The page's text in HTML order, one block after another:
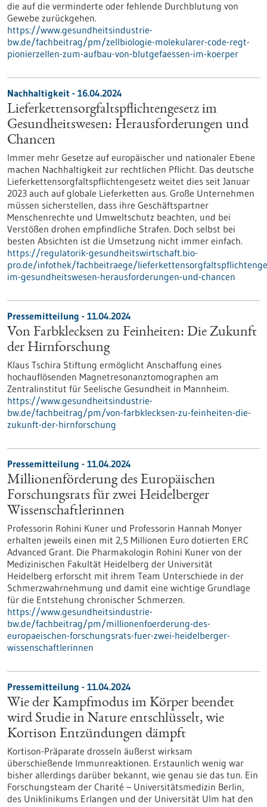
die auf die verminderte oder fehlende Durchblutung von
Gewebe zurückgehen.
https://www.gesundheitsindustrie-
bw.de/fachbeitrag/pm/zellbiologie-molekularer-code-regt-
pionierzellen-zum-aufbau-von-blutgefaessen-im-koerper
Nachhaltigkeit - 16.04.2024
Lieferkettensorgfaltspflichtengesetz im
Gesundheitswesen: Herausforderungen und
Chancen
Immer mehr Gesetze auf europäischer und nationaler Ebene
machen Nachhaltigkeit zur rechtlichen Pflicht. Das deutsche
Lieferkettensorgfaltspflichtengesetz weitet dies seit Januar
2023 auch auf globale Lieferketten aus. Große Unternehmen
müssen sicherstellen, dass ihre Geschäftspartner
Menschenrechte und Umweltschutz beachten, und bei
Verstößen drohen empfindliche Strafen. Doch selbst bei
besten Absichten ist die Umsetzung nicht immer einfach.
https://regulatorik-gesundheitswirtschaft.bio-
pro.de/infothek/fachbeitraege/
im-gesundheitswesen-herausforderungen-und-chancen
Pressemitteilung - 11.04.2024
Von Farbklecksen zu Feinheiten: Die Zukunft
der Hirnforschung
Klaus Tschira Stiftung ermöglicht Anschaffung eines
hochauflösenden Magnetresonanztomographen am
Zentralinstitut für Seelische Gesundheit in Mannheim.
https://www.gesundheitsindustrie-
bw.de/fachbeitrag/pm/von-farbklecksen-zu-feinheiten-die-
zukunft-der-hirnforschung
Pressemitteilung - 11.04.2024
Millionenförderung des Europäischen
Forschungsrats für zwei Heidelberger
Wissenschaftlerinnen
Professorin Rohini Kuner und Professorin Hannah Monyer
erhalten jeweils einen mit 2,5 Millionen Euro dotierten ERC
Advanced Grant. Die Pharmakologin Rohini Kuner von der
Medizinischen Fakultät Heidelberg der Universität
Heidelberg erforscht mit ihrem Team Unterschiede in der
Schmerzwahrnehmung und damit eine wichtige Grundlage
für die Entstehung chronischer Schmerzen.
https://www.gesundheitsindustrie-
bw.de/fachbeitrag/pm/millionenfoerderung-des-
europaeischen-forschungsrats-fuer-zwei-heidelberger-
wissenschaftlerinnen
Pressemitteilung - 11.04.2024
Wie der Kampfmodus im Körper beendet
wird Studie in Nature entschlüsselt, wie
Kortison Entzündungen dämpft
Kortison-Präparate drosseln äußerst wirksam
überschießende Immunreaktionen. Erstaunlich wenig war
bisher allerdings darüber bekannt, wie genau sie das tun. Ein
Forschungsteam der Charité – Universitätsmedizin Berlin,
des Uniklinikums Erlangen und der Universität Ulm hat den